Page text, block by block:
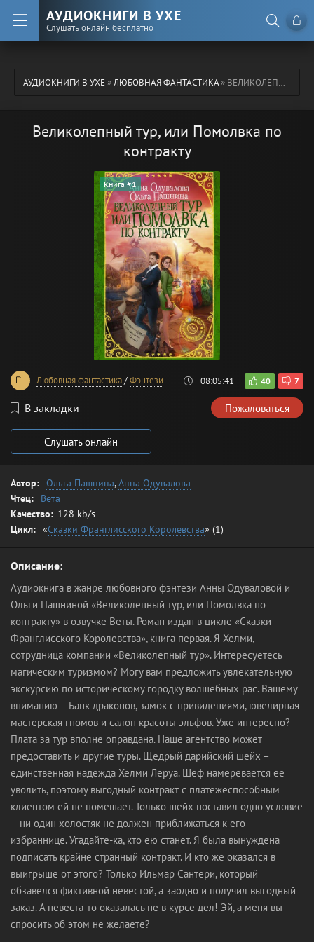
АУДИОКНИГИ В УХЕ
Слушать онлайн бесплатно
АУДИОКНИГИ В УХЕ»ЛЮБОВНАЯ ФАНТАСТИКА» ВЕЛИКОЛЕПНЫЙ ТУР, ИЛИ ПОМОЛВКА ПО КОНТРАКТУ
Великолепный тур, или Помолвка по
контракту
Книга #1
Любовная фантастика/Фэнтези 08:05:41 40 7
В закладки Пожаловаться
Слушать онлайн
Автор: Ольга Пашнина,Анна Одувалова
Чтец:
Вета
Качество: 128 kb/s
Цикл: «Сказки Франглисского Королевства» (1)
Описание:
Аудиокнига в жанре любовного фэнтези Анны Одуваловой и
Ольги Пашниной «Великолепный тур, или Помолвка по
контракту» в озвучке Веты. Роман издан в цикле «Сказки
Франглисского Королевства», книга первая. Я Хелми,
сотрудница компании «Великолепный тур». Интересуетесь
магическим туризмом? Могу вам предложить увлекательную
экскурсию по историческому городку волшебных рас. Вашему
вниманию – Банк драконов, замок с привидениями, ювелирная
мастерская гномов и салон красоты эльфов. Уже интересно?
Плата за тур вполне оправдана. Наше агентство может
предоставить и другие туры. Щедрый дарийский шейх –
единственная надежда Хелми Леруа. Шеф намеревается её
уволить, поэтому выгодный контракт с платежеспособным
клиентом ей не помешает. Только шейх поставил одно условие
– ни один холостяк не должен приближаться к его
избраннице. Угадайте-ка, кто ею станет. Я была вынуждена
подписать крайне странный контракт. И кто же оказался в
выигрыше от этого? Только Ильмар Сантери, который
обзавелся фиктивной невестой, а заодно и получил выгодный
заказ. А невеста-то оказалась не в курсе дел! Эй, а меня вы
спросить об этом не желаете?